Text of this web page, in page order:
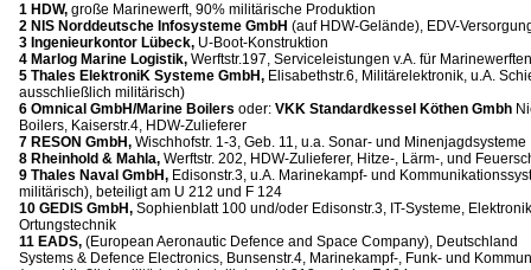
1 HDW, große Marinewerft, 90% militärische Produktion
2 NIS Norddeutsche Infosysteme GmbH (auf HDW-Gelände), EDV-
3 Ingenieurkontor Lübeck, U-Boot-Konstruktion
4 Marlog Marine Logistik, Werftstr.197, Serviceleistungen v.A. für Marinewerften
5 Thales ElektroniK Systeme GmbH, Elisabethstr.6, Militärelektronik, u.A.
ausschließlich militärisch)
6 Omnical GmbH/Marine Boilers oder: VKK Standardkessel Köthen Gmbh
Boilers, Kaiserstr.4, HDW-Zulieferer
7 RESON GmbH, Wischhofstr. 1-3, Geb. 11, u.a. Sonar- und Minenjagdsysteme
8 Rheinhold & Mahla, Werftstr. 202, HDW-Zulieferer, Hitze-, Lärm-, und
9 Thales Naval GmbH, Edisonstr.3, u.A. Marinekampf- und
militärisch), beteiligt am U 212 und F 124
10 GEDIS GmbH, Sophienblatt 100 und/oder Edisonstr.3, IT-Systeme,
Ortungstechnik
11 EADS, (European Aeronautic Defence and Space Company), Deutschland
Systems & Defence Electronics, Bunsenstr.4, Marinekampf-, Funk- und